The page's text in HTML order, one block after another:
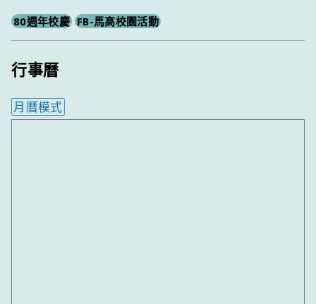
80週年校慶 FB-馬高校園活動
行事曆
月曆模式